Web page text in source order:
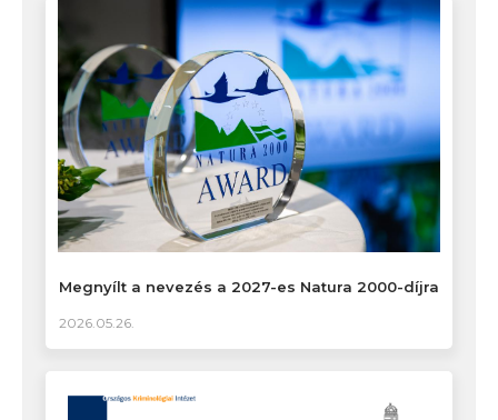
Megnyílt a nevezés a 2027-es Natura 2000-díjra
2026.05.26.